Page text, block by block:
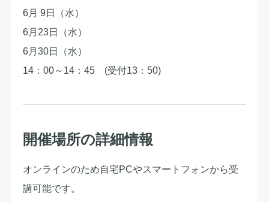
6月 9日（水）
6月23日（水）
6月30日（水）
14：00～14：45 (受付13：50)
開催場所の詳細情報
オンラインのため自宅PCやスマートフォンから受
講可能です。